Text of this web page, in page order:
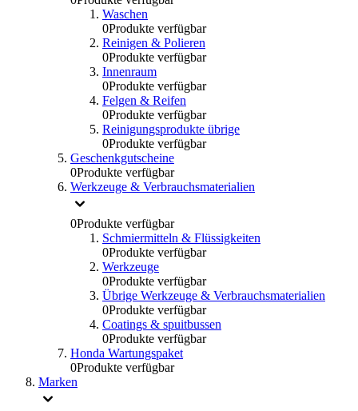
Waschen
0Produkte verfügbar
Reinigen & Polieren
0Produkte verfügbar
Innenraum
0Produkte verfügbar
Felgen & Reifen
0Produkte verfügbar
Reinigungsprodukte übrige
0Produkte verfügbar
Geschenkgutscheine
0Produkte verfügbar
Werkzeuge & Verbrauchsmaterialien
0Produkte verfügbar
Schmiermitteln & Flüssigkeiten
0Produkte verfügbar
Werkzeuge
0Produkte verfügbar
Übrige Werkzeuge & Verbrauchsmaterialien
0Produkte verfügbar
Coatings & spuitbussen
0Produkte verfügbar
Honda Wartungspaket
0Produkte verfügbar
Marken